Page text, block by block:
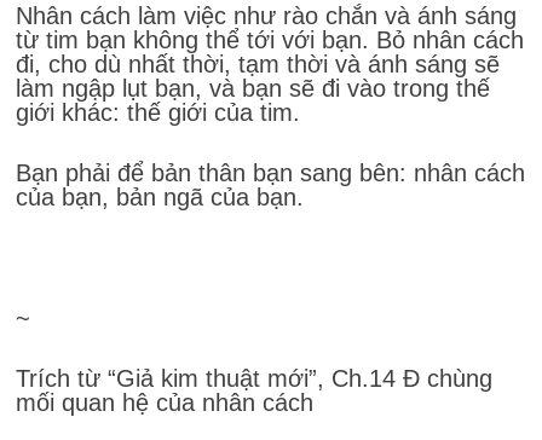
Nhân cách làm việc như rào chắn và ánh sáng
từ tim bạn không thể tới với bạn. Bỏ nhân cách
đi, cho dù nhất thời, tạm thời và ánh sáng sẽ
làm ngập lụt bạn, và bạn sẽ đi vào trong thế
giới khác: thế giới của tim.
Bạn phải để bản thân bạn sang bên: nhân cách
của bạn, bản ngã của bạn.
~
Trích từ “Giả kim thuật mới”, Ch.14 Đ chùng
mối quan hệ của nhân cách